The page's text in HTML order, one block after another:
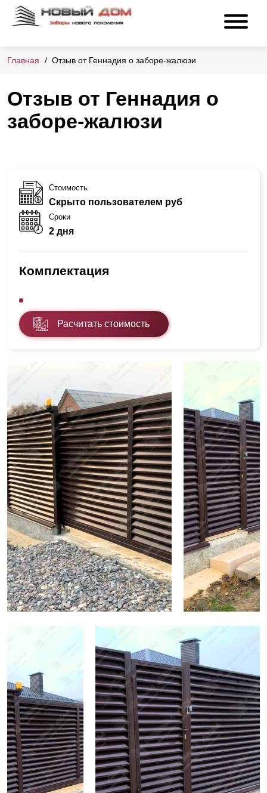
Главная Отзыв от Геннадия о заборе-жалюзи
Отзыв от Геннадия о
заборе-жалюзи
Стоимость
Скрыто пользователем руб
Сроки
2 дня
Комплектация
Расчитать стоимость